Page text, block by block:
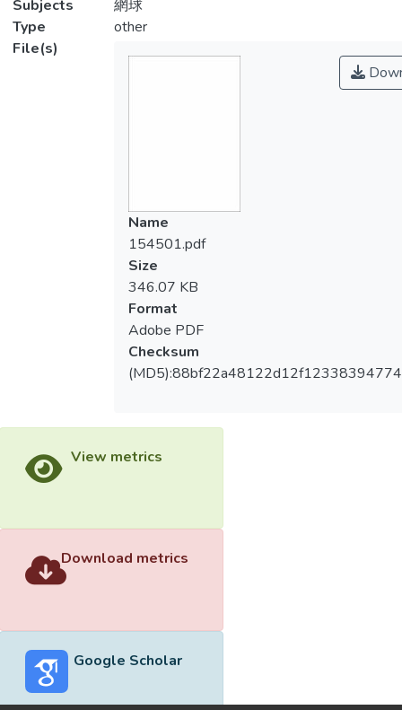
Subjects
網球
Type
other
File(s)
Name
154501.pdf
Size
346.07 KB
Format
Adobe PDF
Checksum
View metrics
Download metrics
Google Scholar